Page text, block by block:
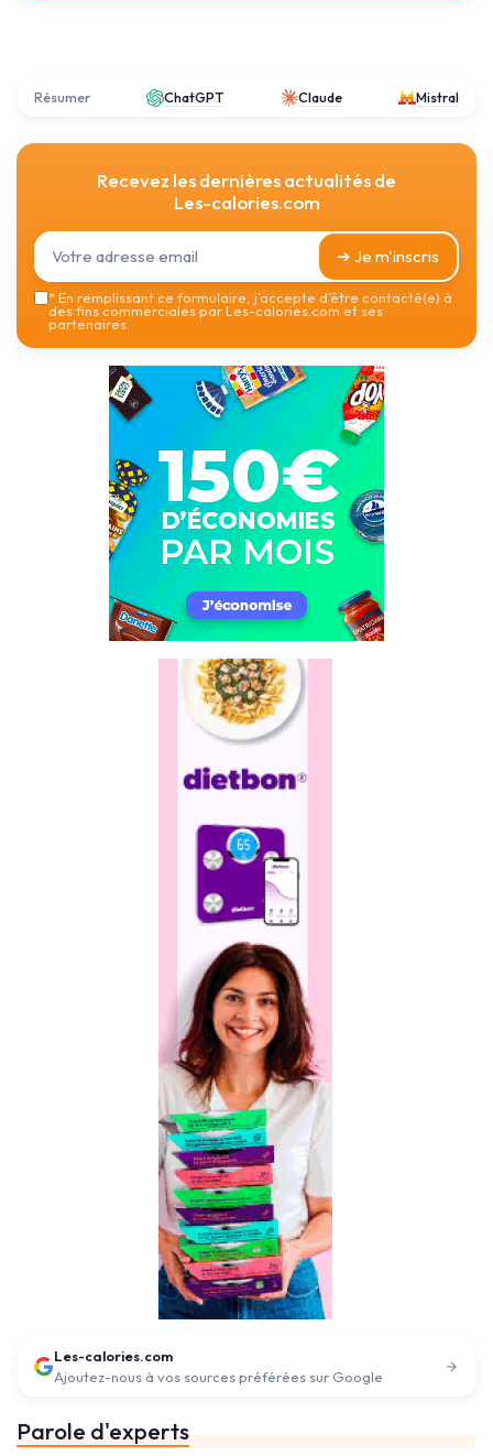
Résumer ChatGPT Claude Mistral
Recevez les dernières actualités de
Les-calories.com
➔ Je m'inscris
*En remplissant ce formulaire, j’accepte d’être contacté(e) à
des fins commerciales par Les-calories.com et ses
partenaires.
Les-calories.com
Ajoutez-nous à vos sources préférées sur Google
Parole d'experts